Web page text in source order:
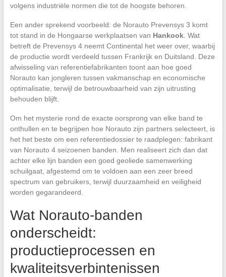
volgens industriële normen die tot de hoogste behoren.
Een ander sprekend voorbeeld: de Norauto Prevensys 3 komt
tot stand in de Hongaarse werkplaatsen van Hankook. Wat
betreft de Prevensys 4 neemt Continental het weer over, waarbij
de productie wordt verdeeld tussen Frankrijk en Duitsland. Deze
afwisseling van referentiefabrikanten toont aan hoe goed
Norauto kan jongleren tussen vakmanschap en economische
optimalisatie, terwijl de betrouwbaarheid van zijn uitrusting
behouden blijft.
Om het mysterie rond de exacte oorsprong van elke band te
onthullen en te begrijpen hoe Norauto zijn partners selecteert, is
het het beste om een referentiedossier te raadplegen: fabrikant
van Norauto 4 seizoenen banden. Men realiseert zich dan dat
achter elke lijn banden een goed geoliede samenwerking
schuilgaat, afgestemd om te voldoen aan een zeer breed
spectrum van gebruikers, terwijl duurzaamheid en veiligheid
worden gegarandeerd.
Wat Norauto-banden
onderscheidt:
productieprocessen en
kwaliteitsverbintenissen